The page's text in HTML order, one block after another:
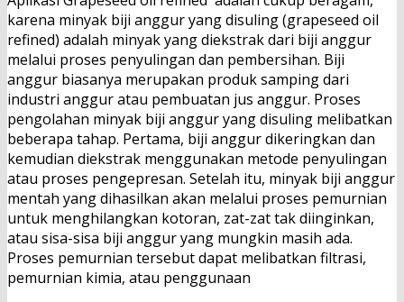
karena minyak biji anggur yang disuling (grapeseed oil
refined) adalah minyak yang diekstrak dari biji anggur
melalui proses penyulingan dan pembersihan. Biji
anggur biasanya merupakan produk samping dari
industri anggur atau pembuatan jus anggur. Proses
pengolahan minyak biji anggur yang disuling melibatkan
beberapa tahap. Pertama, biji anggur dikeringkan dan
kemudian diekstrak menggunakan metode penyulingan
atau proses pengepresan. Setelah itu, minyak biji anggur
mentah yang dihasilkan akan melalui proses pemurnian
untuk menghilangkan kotoran, zat-zat tak diinginkan,
atau sisa-sisa biji anggur yang mungkin masih ada.
Proses pemurnian tersebut dapat melibatkan filtrasi,
pemurnian kimia, atau penggunaan